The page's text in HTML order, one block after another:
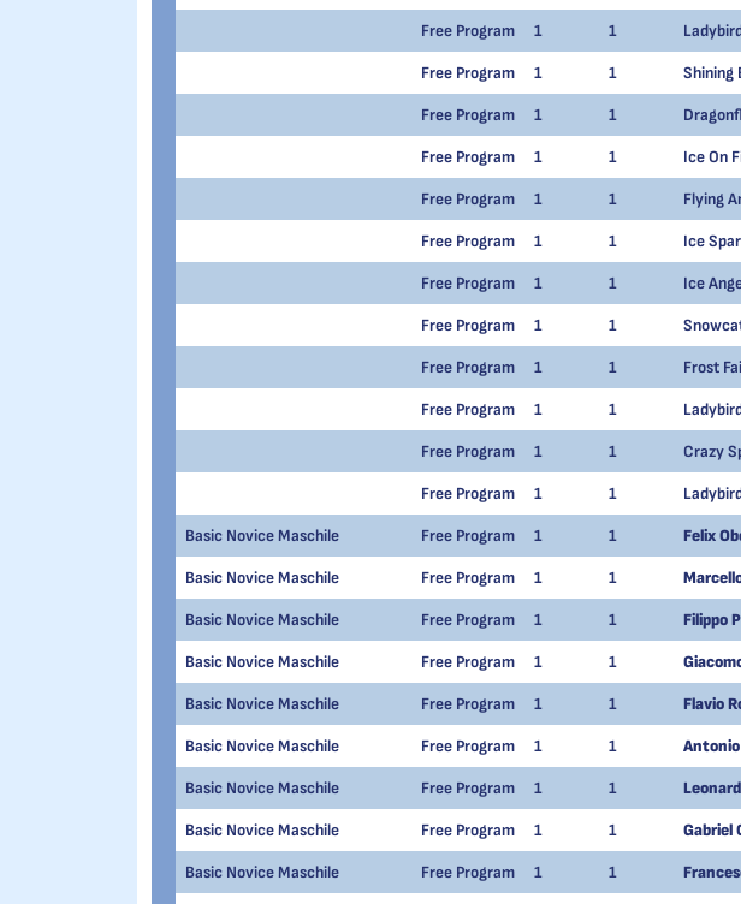
Free Program 1 1
Free Program 1 1 Shining
Free Program 1 1
Free Program 1 1 Ice On
Free Program 1 1 Flying
Free Program 1 1 Ice
Free Program 1 1 Ice
Free Program 1 1
Free Program 1 1 Frost
Free Program 1 1
Free Program 1 1 Crazy
Free Program 1 1
Basic Novice Maschile Free Program 1 1 Felix
Basic Novice Maschile Free Program 1 1
Basic Novice Maschile Free Program 1 1 Filippo
Basic Novice Maschile Free Program 1 1
Basic Novice Maschile Free Program 1 1 Flavio
Basic Novice Maschile Free Program 1 1 Antonio
Basic Novice Maschile Free Program 1 1
Basic Novice Maschile Free Program 1 1 Gabriel
Basic Novice Maschile Free Program 1 1